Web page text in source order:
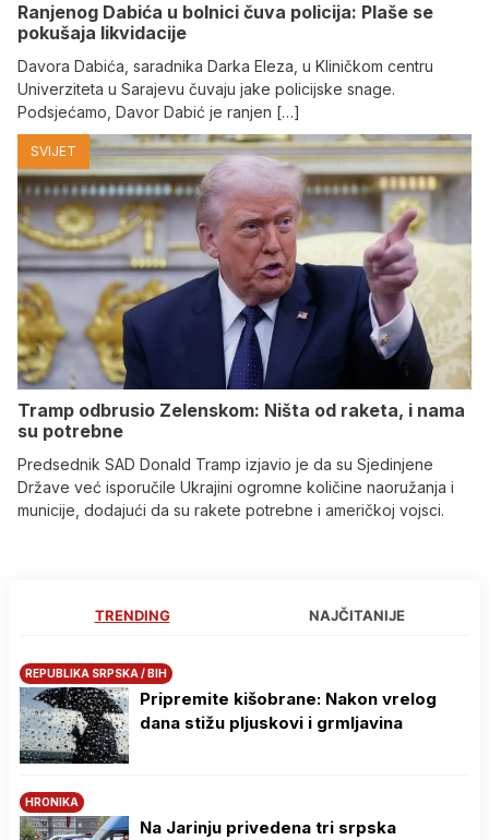
Ranjenog Dabića u bolnici čuva policija: Plaše se
pokušaja likvidacije
Davora Dabića, saradnika Darka Eleza, u Kliničkom centru
Univerziteta u Sarajevu čuvaju jake policijske snage.
Podsjećamo, Davor Dabić je ranjen […]
SVIJET
Tramp odbrusio Zelenskom: Ništa od raketa, i nama
su potrebne
Predsednik SAD Donald Tramp izjavio je da su Sjedinjene
Države već isporučile Ukrajini ogromne količine naoružanja i
municije, dodajući da su rakete potrebne i američkoj vojsci.
TRENDING NAJČITANIJE
REPUBLIKA SRPSKA / BIH
Pripremite kišobrane: Nakon vrelog
dana stižu pljuskovi i grmljavina
HRONIKA
Na Јarinju privedena tri srpska